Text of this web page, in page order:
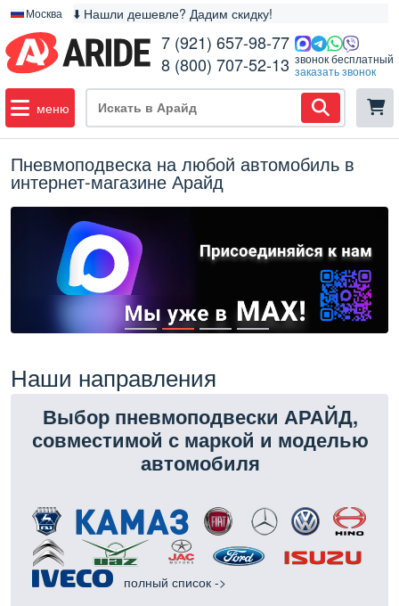
Москва ⬇️ Нашли дешевле? Дадим скидку!
7 (921) 657-98-77
8 (800) 707-52-13 звонок бесплатный
заказать звонок
меню
Пневмоподвеска на любой автомобиль в
интернет-магазине Арайд
Наши направления
Выбор пневмоподвески АРАЙД,
совместимой с маркой и моделью
автомобиля
полный список ->